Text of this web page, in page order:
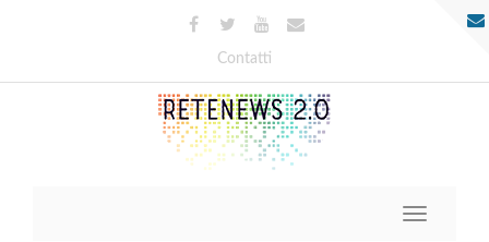
Contatti
Toggle